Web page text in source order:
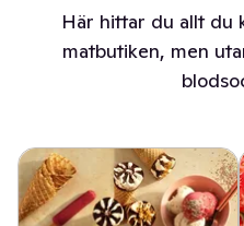
Här hittar du allt du
matbutiken, men